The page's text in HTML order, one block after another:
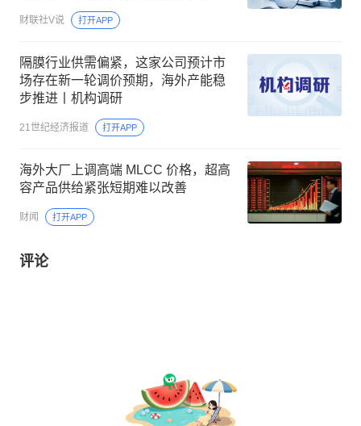
家公司已向力积电、格罗方德等全球
一线晶圆厂批量供货
财联社V说 打开APP
隔膜行业供需偏紧，这家公司预计市
场存在新一轮调价预期，海外产能稳
步推进丨机构调研
21世纪经济报道 打开APP
海外大厂上调高端 MLCC 价格，超高
容产品供给紧张短期难以改善
财闻 打开APP
评论